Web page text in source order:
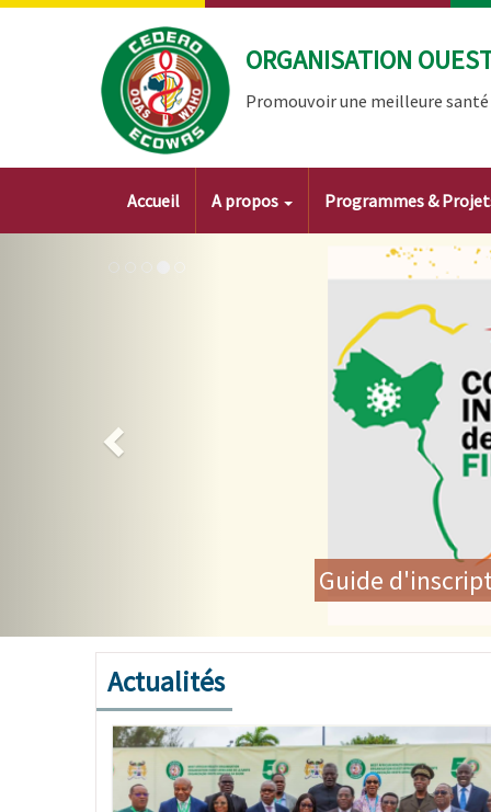
Aller
ORGANISATION
Promouvoir une meilleure
Main
navigation
Accueil A propos Programmes &
Les Ministres de la
communautaire et
Actualités
Image